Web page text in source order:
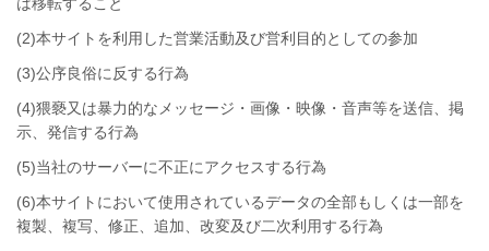
(2)本サイトを利用した営業活動及び営利目的としての参加
(3)公序良俗に反する行為
(4)猥褻又は暴力的なメッセージ・画像・映像・音声等を送信、掲
示、発信する行為
(5)当社のサーバーに不正にアクセスする行為
(6)本サイトにおいて使用されているデータの全部もしくは一部を
複製、複写、修正、追加、改変及び二次利用する行為